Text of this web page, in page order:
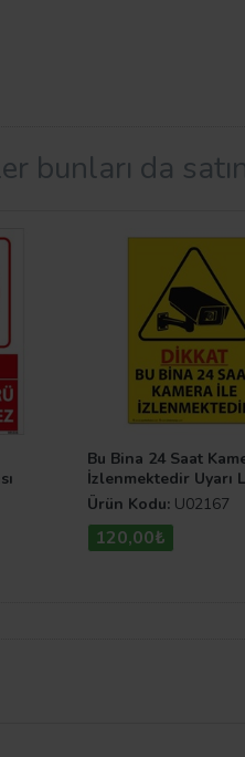
bunları da
Bu Bina 24 Saat
İzlenmektedir Uyarı
Ürün Kodu: U02167
120,00₺